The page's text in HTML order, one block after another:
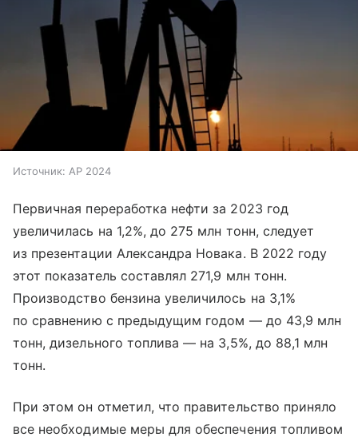
Источник: AP 2024
Первичная переработка нефти за 2023 год
увеличилась на 1,2%, до 275 млн тонн, следует
из презентации Александра Новака. В 2022 году
этот показатель составлял 271,9 млн тонн.
Производство бензина увеличилось на 3,1%
по сравнению с предыдущим годом — до 43,9 млн
тонн, дизельного топлива — на 3,5%, до 88,1 млн
тонн.
При этом он отметил, что правительство приняло
все необходимые меры для обеспечения топливом